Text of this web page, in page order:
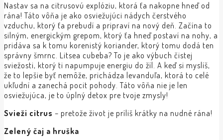
Nastav sa na citrusovú explóziu, ktorá ťa nakopne hneď od
rána! Táto vôňa je ako osviežujúci nádych čerstvého
vzduchu, ktorý ťa prebudí a pripraví na nový deň. Začína to
silným, energickým grepom, ktorý ťa hneď postaví na nohy, a
pridáva sa k tomu korenistý koriander, ktorý tomu dodá ten
správny šmrnc. Litsea cubeba? To je ako výbuch čistej
sviežosti, ktorý ti napumpuje energiu do žíl. A keď si myslíš,
že to lepšie byť nemôže, prichádza levanduľa, ktorá to celé
ukľudní a zanechá pocit pohody. Táto vôňa nie je len
osviežujúca, je to úplný detox pre tvoje zmysly!
Svieži citrus – pretože život je príliš krátky na nudné rána!
Zelený čaj a hruška